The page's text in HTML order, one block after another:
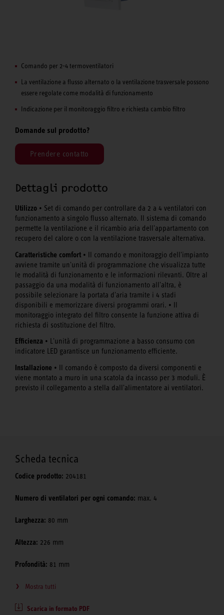
Comando per 2-4 termoventilatori
La ventilazione a flusso alternato o la ventilazione trasversale possono
essere regolate come modalità di funzionamento
Indicazione per il monitoraggio filtro e richiesta cambio filtro
Domande sul prodotto?
Prendere contatto
Dettagli prodotto
Utilizzo • Set di comando per controllare da 2 a 4 ventilatori con
funzionamento a singolo flusso alternato. Il sistema di comando
permette la ventilazione e il ricambio aria dell'appartamento con
recupero del calore o con la ventilazione trasversale alternativa.
Caratteristiche comfort • Il comando e monitoraggio dell'impianto
avviene tramite un'unità di programmazione che visualizza tutte
le modalità di funzionamento e le informazioni rilevanti. Oltre al
passaggio da una modalità di funzionamento all'altra, è
possibile selezionare la portata d'aria tramite i 4 stadi
disponibili e memorizzare diversi programmi orari. • Il
monitoraggio integrato del filtro consente la funzione attiva di
richiesta di sostituzione del filtro.
Efficienza • L'unità di programmazione a basso consumo con
indicatore LED garantisce un funzionamento efficiente.
Installazione • Il comando è composto da diversi componenti e
viene montato a muro in una scatola da incasso per 3 moduli. È
previsto il collegamento a stella dall'alimentatore ai ventilatori.
Scheda tecnica
Codice prodotto: 204181
Numero di ventilatori per ogni comando: max. 4
Larghezza: 80 mm
Altezza: 226 mm
Profondità: 81 mm
Mostra tutti
Scarica in formato PDF